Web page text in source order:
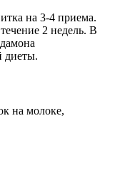
на 3-4 приема.
2 недель. В
диеты.
на молоке,